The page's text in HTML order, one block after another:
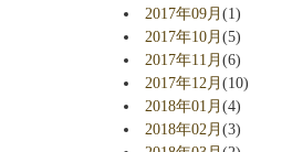
2017年09月(1)
2017年10月(5)
2017年11月(6)
2017年12月(10)
2018年01月(4)
2018年02月(3)